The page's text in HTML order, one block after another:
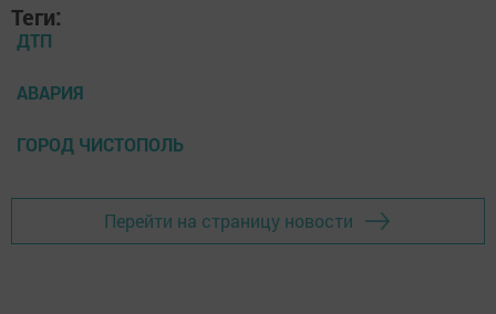
Теги:
ДТП
АВАРИЯ
ГОРОД ЧИСТОПОЛЬ
Перейти на страницу новости